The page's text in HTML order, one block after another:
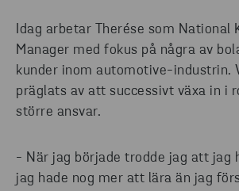
Idag arbetar Therése som National
Manager med fokus på några av
kunder inom automotive-industrin.
präglats av att successivt växa in i
större ansvar.
- När jag började trodde jag att jag
jag hade nog mer att lära än jag